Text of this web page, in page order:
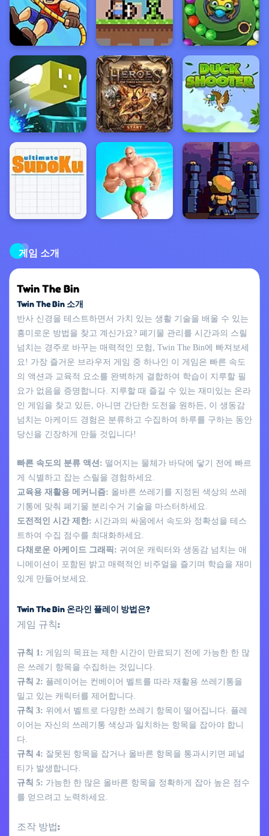
게임 소개
Twin The Bin
Twin The Bin 소개
반사 신경을 테스트하면서 가치 있는 생활 기술을 배울 수 있는
흥미로운 방법을 찾고 계신가요? 폐기물 관리를 시간과의 스릴
넘치는 경주로 바꾸는 매력적인 모험, Twin The Bin에 빠져보세
요! 가장 즐거운 브라우저 게임 중 하나인 이 게임은 빠른 속도
의 액션과 교육적 요소를 완벽하게 결합하여 학습이 지루할 필
요가 없음을 증명합니다. 지루할 때 즐길 수 있는 재미있는 온라
인 게임을 찾고 있든, 아니면 간단한 도전을 원하든, 이 생동감
넘치는 아케이드 경험은 분류하고 수집하여 하루를 구하는 동안
당신을 긴장하게 만들 것입니다!
빠른 속도의 분류 액션: 떨어지는 물체가 바닥에 닿기 전에 빠르
게 식별하고 잡는 스릴을 경험하세요.
교육용 재활용 메커니즘: 올바른 쓰레기를 지정된 색상의 쓰레
기통에 맞춰 폐기물 분리수거 기술을 마스터하세요.
도전적인 시간 제한: 시간과의 싸움에서 속도와 정확성을 테스
트하여 수집 점수를 최대화하세요.
다채로운 아케이드 그래픽: 귀여운 캐릭터와 생동감 넘치는 애
니메이션이 포함된 밝고 매력적인 비주얼을 즐기며 학습을 재미
있게 만들어보세요.
Twin The Bin 온라인 플레이 방법은?
게임 규칙:
규칙 1: 게임의 목표는 제한 시간이 만료되기 전에 가능한 한 많
은 쓰레기 항목을 수집하는 것입니다.
규칙 2: 플레이어는 컨베이어 벨트를 따라 재활용 쓰레기통을
밀고 있는 캐릭터를 제어합니다.
규칙 3: 위에서 벨트로 다양한 쓰레기 항목이 떨어집니다. 플레
이어는 자신의 쓰레기통 색상과 일치하는 항목을 잡아야 합니
다.
규칙 4: 잘못된 항목을 잡거나 올바른 항목을 통과시키면 페널
티가 발생합니다.
규칙 5: 가능한 한 많은 올바른 항목을 정확하게 잡아 높은 점수
를 얻으려고 노력하세요.
조작 방법: